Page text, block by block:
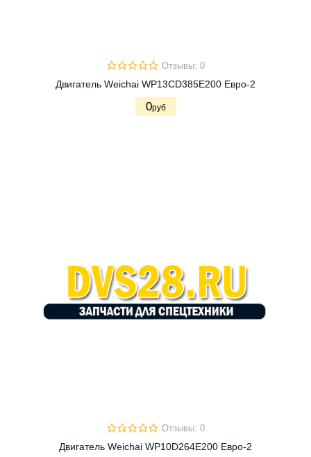
Отзывы: 0
Двигатель Weichai WP13CD385E200 Евро-2
0руб
Отзывы: 0
Двигатель Weichai WP10D264E200 Евро-2